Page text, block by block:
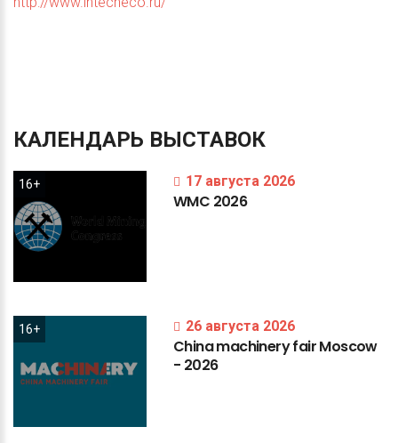
КАЛЕНДАРЬ ВЫСТАВОК
16+ 17 августа 2026
WMC 2026
16+ 26 августа 2026
ChinamachineryfairMoscow
- 2026